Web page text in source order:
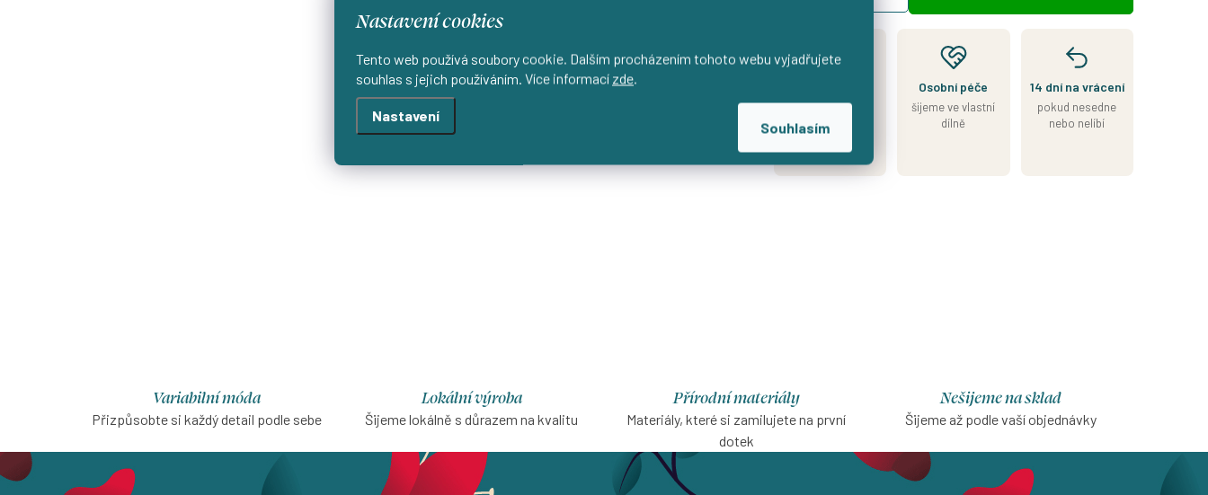
Nastavení cookies
Tento web používá soubory cookie. Dalším procházením tohoto webu vyjadřujete
souhlas s jejich používáním. Více informací zde.
Nastavení
Souhlasím
skladem
Odesíláme do 2
platby
Osobní péče
šijeme ve vlastní
dílně
14 dní na vrácení
pokud nesedne
nebo nelíbí
Variabilní móda
Přizpůsobte si každý detail podle sebe
Lokální výroba
Šijeme lokálně s důrazem na kvalitu
Přírodní materiály
Materiály, které si zamilujete na první
dotek
Nešijeme na sklad
Šijeme až podle vaší objednávky